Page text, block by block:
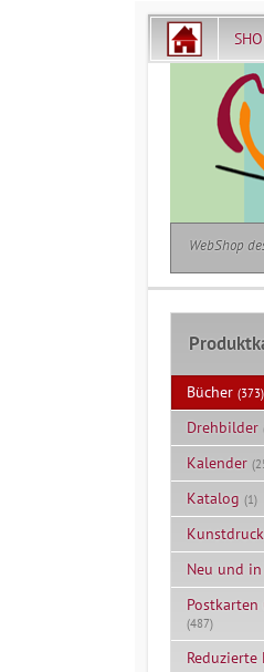
WebShop
Bücher (373)
Drehbilder
Kalender
Katalog (1)
Neu und
(487)
Reduzierte